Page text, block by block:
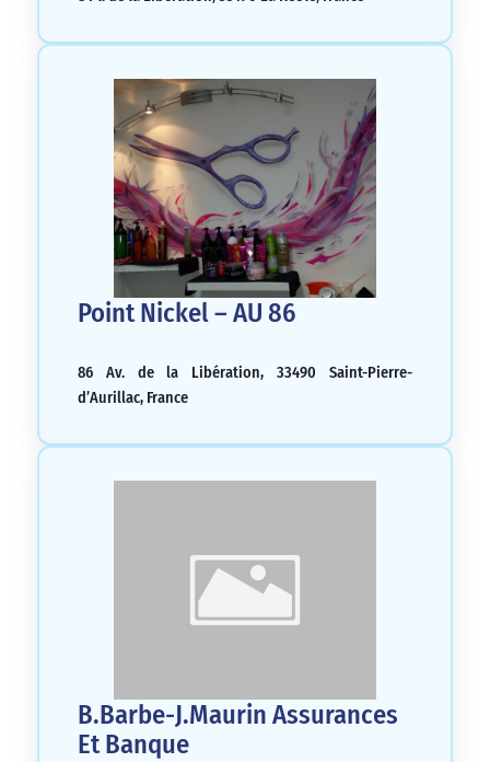
Point Nickel – AU 86
86 Av. de la Libération, 33490 Saint-Pierre-
d’Aurillac, France
B.Barbe-J.Maurin Assurances
Et Banque